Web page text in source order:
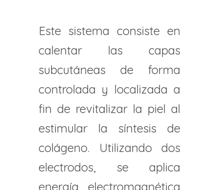
Este sistema consiste en
calentar las capas
subcutáneas de forma
controlada y localizada a
fin de revitalizar la piel al
estimular la síntesis de
colágeno. Utilizando dos
electrodos, se aplica
energía electromagnética